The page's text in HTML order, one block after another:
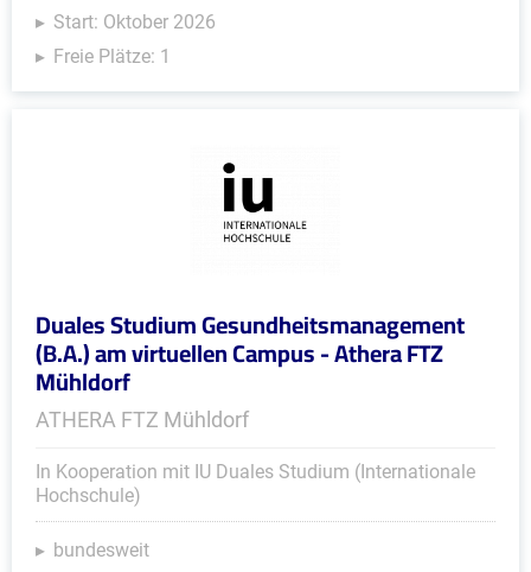
Start: Oktober 2026
Freie Plätze: 1
Duales Studium Gesundheitsmanagement
(B.A.) am virtuellen Campus - Athera FTZ
Mühldorf
ATHERA FTZ Mühldorf
In Kooperation mit IU Duales Studium (Internationale
Hochschule)
bundesweit